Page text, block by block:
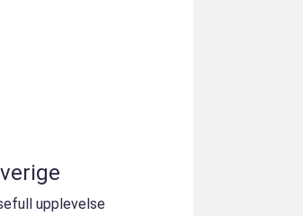
upplevelse